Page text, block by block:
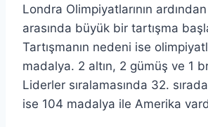
Londra Olimpiyatlarının
arasında büyük bir tartışma
Tartışmanın nedeni ise
madalya. 2 altın, 2 gümüş ve 1
Liderler sıralamasında 32.
ise 104 madalya ile Amerika